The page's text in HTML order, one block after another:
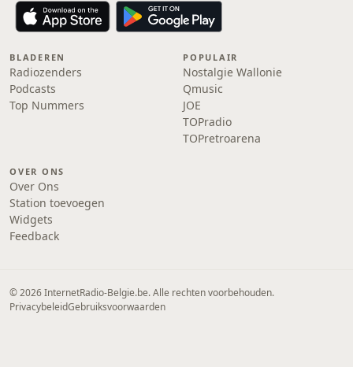
BLADEREN
Radiozenders
Podcasts
Top Nummers
POPULAIR
Nostalgie Wallonie
Qmusic
JOE
TOPradio
TOPretroarena
OVER ONS
Over Ons
Station toevoegen
Widgets
Feedback
© 2026 InternetRadio-Belgie.be. Alle rechten voorbehouden.
PrivacybeleidGebruiksvoorwaarden